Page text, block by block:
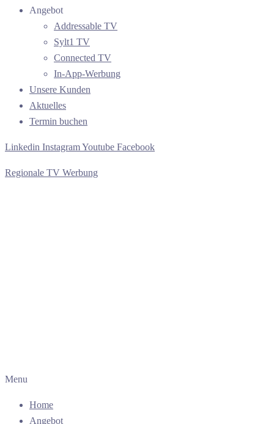
Angebot
Addressable TV
Sylt1 TV
Connected TV
In-App-Werbung
Unsere Kunden
Aktuelles
Termin buchen
Linkedin InstagramYoutube Facebook
Regionale TV Werbung
Menu
Home
Angebot